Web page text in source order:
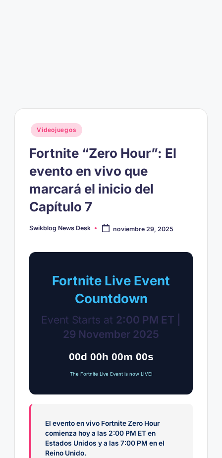
Publicado
en
Videojuegos
Fortnite “Zero Hour”: El
evento en vivo que
marcará el inicio del
Capítulo 7
Publicado
Swikblog News Desk noviembre 29, 2025
Fortnite Live Event
Countdown
Event Starts at 2:00 PM ET |
29 November 2025
00d 00h 00m 00s
The Fortnite Live Event is now LIVE!
El evento en vivo Fortnite Zero Hour
comienza hoy a las 2:00 PM ET en
Estados Unidos y a las 7:00 PM en el
Reino Unido.